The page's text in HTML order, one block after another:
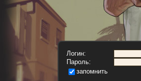
Логин:
Пароль:
запомнить